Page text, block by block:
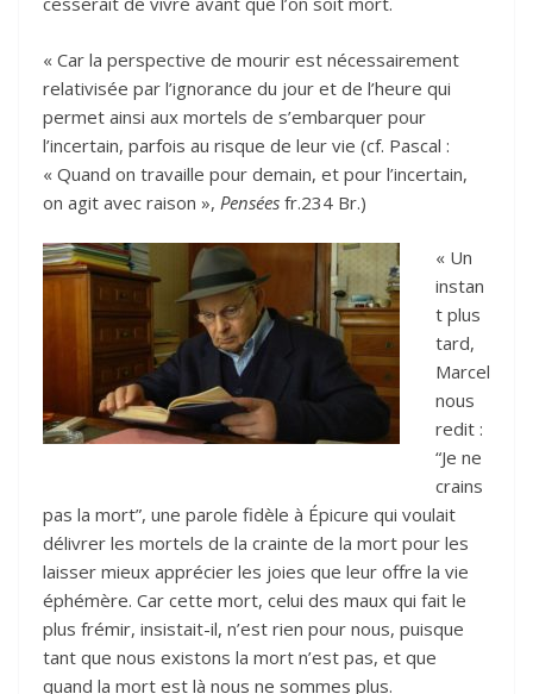
« Car la perspective de mourir est nécessairement
relativisée par l’ignorance du jour et de l’heure qui
permet ainsi aux mortels de s’embarquer pour
l’incertain, parfois au risque de leur vie (cf. Pascal :
« Quand on travaille pour demain, et pour l’incertain,
on agit avec raison », Pensées fr.234 Br.)
« Un
instan
t plus
tard,
Marcel
nous
redit :
“Je ne
crains
pas la mort”, une parole fidèle à Épicure qui voulait
délivrer les mortels de la crainte de la mort pour les
laisser mieux apprécier les joies que leur offre la vie
éphémère. Car cette mort, celui des maux qui fait le
plus frémir, insistait-il, n’est rien pour nous, puisque
tant que nous existons la mort n’est pas, et que
quand la mort est là nous ne sommes plus.